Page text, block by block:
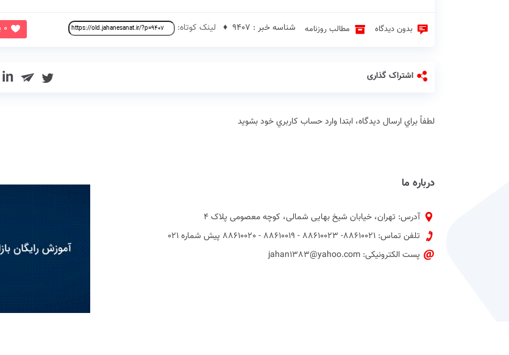
بدون دیدگاه مطالب روزنامه 0 پسند شناسه خبر : 9407 ♦ لینک کوتاه:
اشتراک گذاری in
لطفاً براي ارسال دیدگاه، ابتدا وارد حساب كاربري خود بشويد
درباره ما
آدرس: تهران، خیابان شیخ بهایی شمالی، کوچه معصومی پلاک 4
تلفن تماس: 88610021- 88610023 - 88610019 - 88610020 پیش شماره 021
پست الکترونیکی: jahan1383@yahoo.com